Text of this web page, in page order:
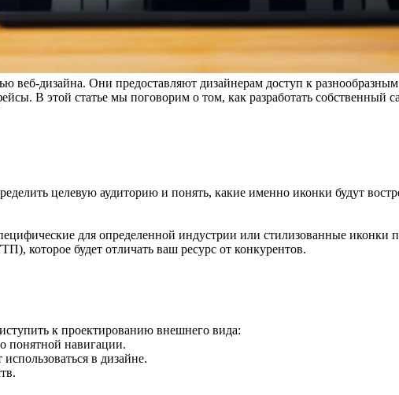
веб-дизайна. Они предоставляют дизайнерам доступ к
В этой статье мы поговорим о том, как разработать собственный
целевую аудиторию и понять, какие именно иконки будут
для определенной индустрии или стилизованные иконки
которое будет отличать ваш ресурс от конкурентов.
к проектированию внешнего вида:
понятной навигации.
в дизайне.